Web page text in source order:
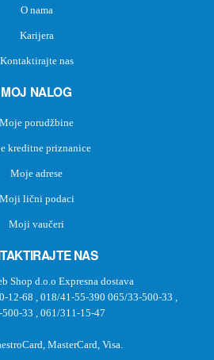
O nama
Karijera
Kontaktirajte nas
MOJ NALOG
Moje porudžbine
kreditne priznanice
Moje adrese
Moji lični podaci
Moji vaučeri
NAS
Shop d.o.o Expresna dostava
12-68 , 018/41-55-390 065/33-500-33 ,
33 , 061/311-15-47
MasterCard, Visa.